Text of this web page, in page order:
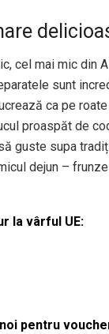
cel mai mic din
sunt
ca pe
proaspăt de
guste supa
dejun –
la vârful UE:
pentru